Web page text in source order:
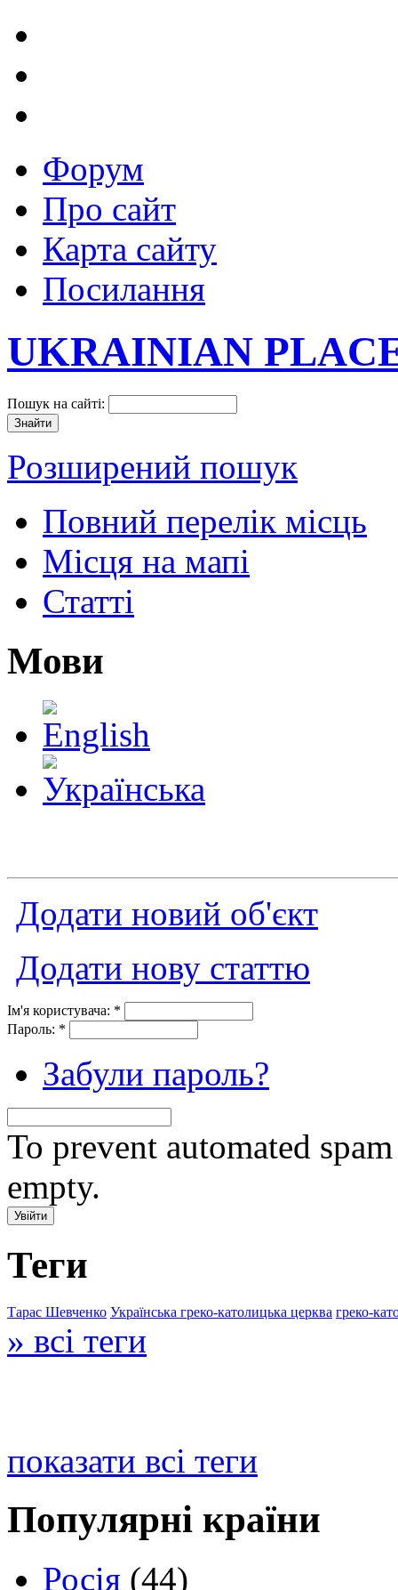
Форум
Про сайт
Карта сайту
Посилання
UKRAINIAN
Пошук на сайті:
Розширений пошук
Повний перелік місць
Місця на мапі
Статті
Мови
Додати новий об'єкт
Додати нову статтю
Ім'я користувача: *
Пароль: *
Забули пароль?
To prevent automated
empty.
Теги
Тарас Шевченко Українська греко-католицька церква греко-
» всі теги
показати всі теги
Популярні країни
Росія (44)